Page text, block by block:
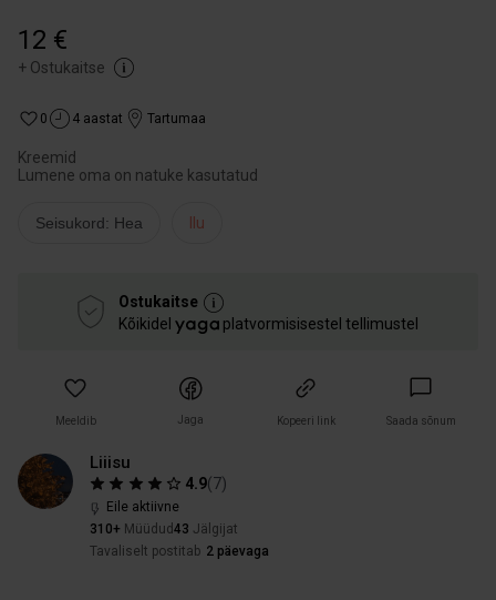
12 €
+ Ostukaitse
0 4 aastat Tartumaa
Kreemid
Lumene oma on natuke kasutatud
Seisukord: Hea Ilu
Ostukaitse
Kõikidel
platvormisisestel tellimustel
Meeldib Jaga Kopeeri link Saada sõnum
Liiisu
4.9(7)
Eile aktiivne
310+ Müüdud 43 Jälgijat
Tavaliselt postitab 2 päevaga